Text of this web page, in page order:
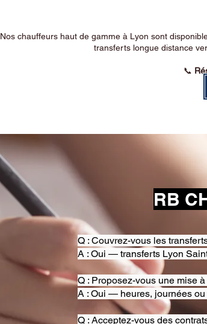
Nos chauffeurs haut de gamme à Lyon sont
transferts longue distance
📞
RB
Q : Couvrez-vous les
A : Oui — transferts Lyon
Q : Proposez-vous une mise
A : Oui — heures, journées
Q : Acceptez-vous des